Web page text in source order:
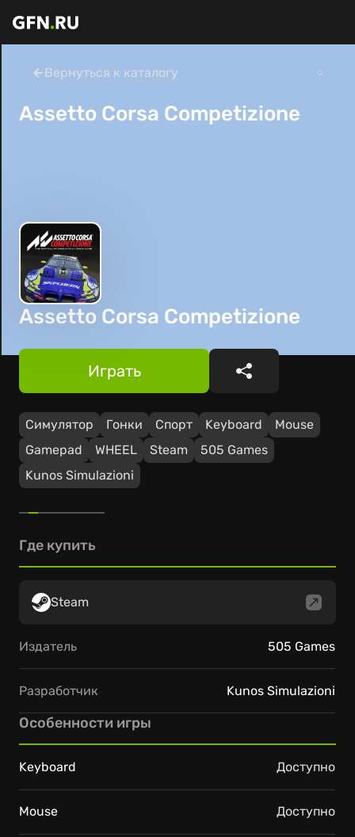
Вернуться к каталогу
Assetto Corsa Competizione
Assetto Corsa Competizione
Симулятор Гонки Спорт Keyboard
Mouse
Gamepad
WHEEL Steam
505 Games
Kunos Simulazioni
Играть Поделиться
Где купить
Steam
Издатель 505 Games
Разработчик Kunos Simulazioni
Особенности игры
Keyboard Доступно
Mouse Доступно